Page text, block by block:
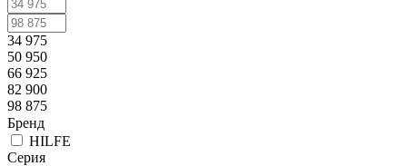
34 975
50 950
66 925
82 900
98 875
Бренд
HILFE
Серия